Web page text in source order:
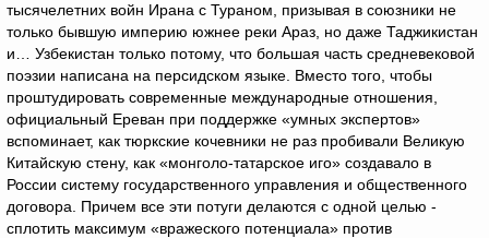
тысячелетних войн Ирана с Тураном, призывая в союзники не
только бывшую империю южнее реки Араз, но даже Таджикистан
и… Узбекистан только потому, что большая часть средневековой
поэзии написана на персидском языке. Вместо того, чтобы
проштудировать современные международные отношения,
официальный Ереван при поддержке «умных экспертов»
вспоминает, как тюркские кочевники не раз пробивали Великую
Китайскую стену, как «монголо-татарское иго» создавало в
России систему государственного управления и общественного
договора. Причем все эти потуги делаются с одной целью -
сплотить максимум «вражеского потенциала» против